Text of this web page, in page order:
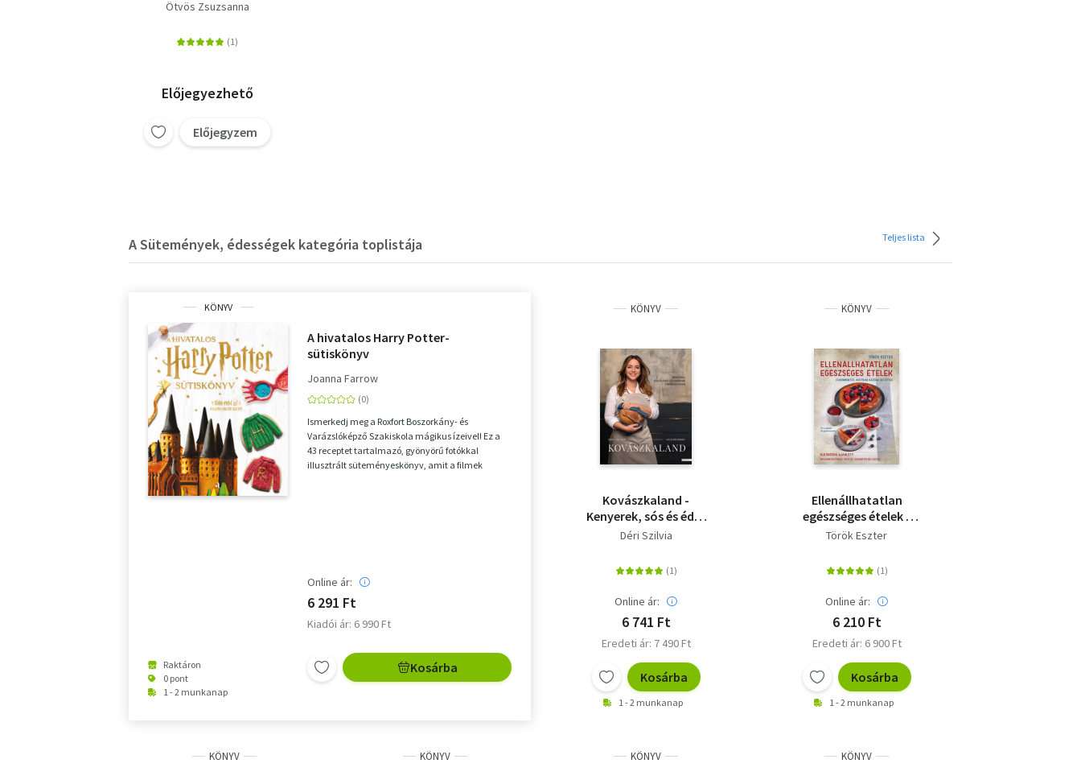
Ötvös Zsuzsanna
Előjegyezhető
Előjegyzem
A Sütemények, édességek kategória toplistája Teljes lista
KÖNYV
Raktáron
0 pont
1 - 2 munkanap
A hivatalos Harry Potter-
sütiskönyv
Joanna Farrow
Ismerkedj meg a Roxfort Boszorkány- és
Varázslóképző Szakiskola mágikus ízeivel! Ez a
43 receptet tartalmazó, gyönyörű fotókkal
illusztrált süteményeskönyv, amit a filmek
Online ár:
6 291 Ft
Kiadói ár: 6 990 Ft
Kosárba
KÖNYV
Kovászkaland -
Kenyerek, sós és édes
sütemények
Déri Szilvia
Online ár:
6 741 Ft
Eredeti ár: 7 490 Ft
Kosárba
1 - 2 munkanap
KÖNYV
Ellenállhatatlan
egészséges ételek -
Cukormentes, rostban
Török Eszter
Online ár:
6 210 Ft
Eredeti ár: 6 900 Ft
Kosárba
1 - 2 munkanap
KÖNYV KÖNYV KÖNYV KÖNYV